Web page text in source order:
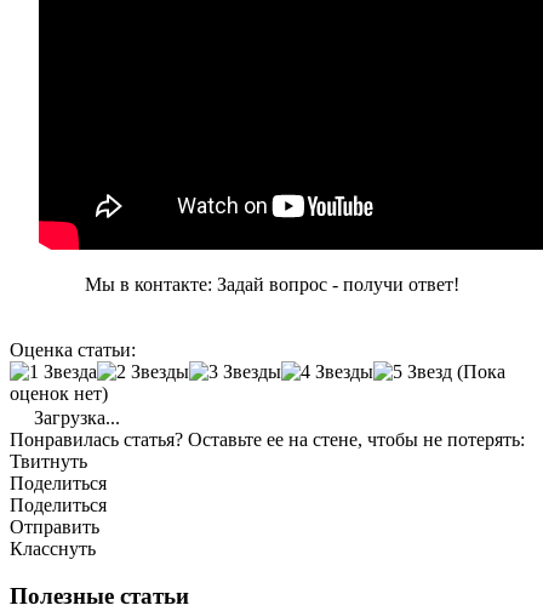
Мы в контакте: Задай вопрос - получи ответ!
Оценка статьи:
(Пока
оценок нет)
Загрузка...
Понравилась статья? Оставьте ее на стене, чтобы не потерять:
Твитнуть
Поделиться
Поделиться
Отправить
Класснуть
Полезные статьи